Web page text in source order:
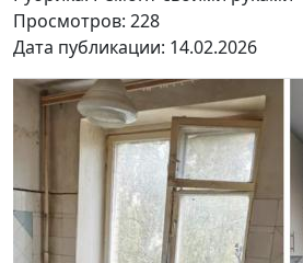
Просмотров: 228
Дата публикации: 14.02.2026